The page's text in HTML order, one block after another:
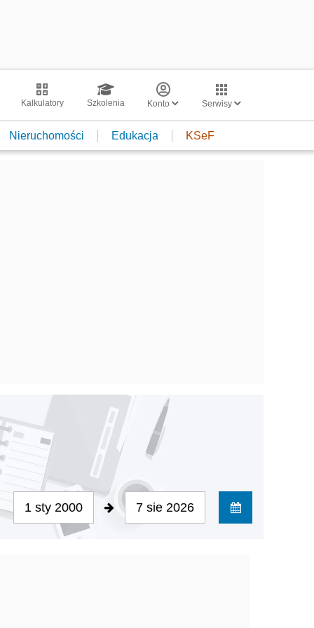
Kalkulatory Szkolenia Konto Serwisy
Nieruchomości Edukacja KSeF
1 sty 2000 7 sie 2026